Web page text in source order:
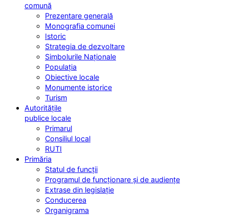
comună
Prezentare generală
Monografia comunei
Istoric
Strategia de dezvoltare
Simbolurile Naționale
Populația
Obiective locale
Monumente istorice
Turism
Autoritățile
publice locale
Primarul
Consiliul local
RUTI
Primăria
Statul de funcții
Programul de funcționare și de audiențe
Extrase din legislație
Conducerea
Organigrama